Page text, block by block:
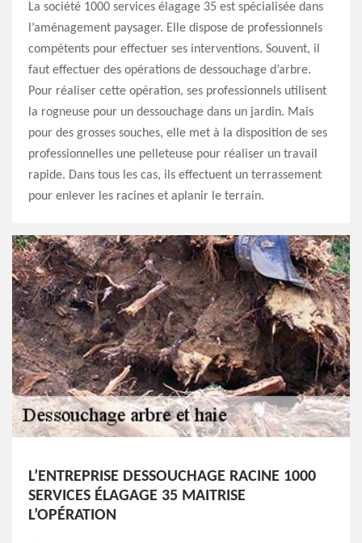
La société 1000 services élagage 35 est spécialisée dans
l’aménagement paysager. Elle dispose de professionnels
compétents pour effectuer ses interventions. Souvent, il
faut effectuer des opérations de dessouchage d’arbre.
Pour réaliser cette opération, ses professionnels utilisent
la rogneuse pour un dessouchage dans un jardin. Mais
pour des grosses souches, elle met à la disposition de ses
professionnelles une pelleteuse pour réaliser un travail
rapide. Dans tous les cas, ils effectuent un terrassement
pour enlever les racines et aplanir le terrain.
L’ENTREPRISE DESSOUCHAGE RACINE 1000
SERVICES ÉLAGAGE 35 MAITRISE
L’OPÉRATION